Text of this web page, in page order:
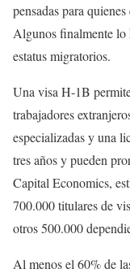
pensadas para
Algunos finalmente lo
estatus migratorios.
Una visa H-1B
trabajadores
especializadas y una
tres años y pueden
Capital Economics,
700.000 titulares de
otros 500.000
Al menos el 60% de